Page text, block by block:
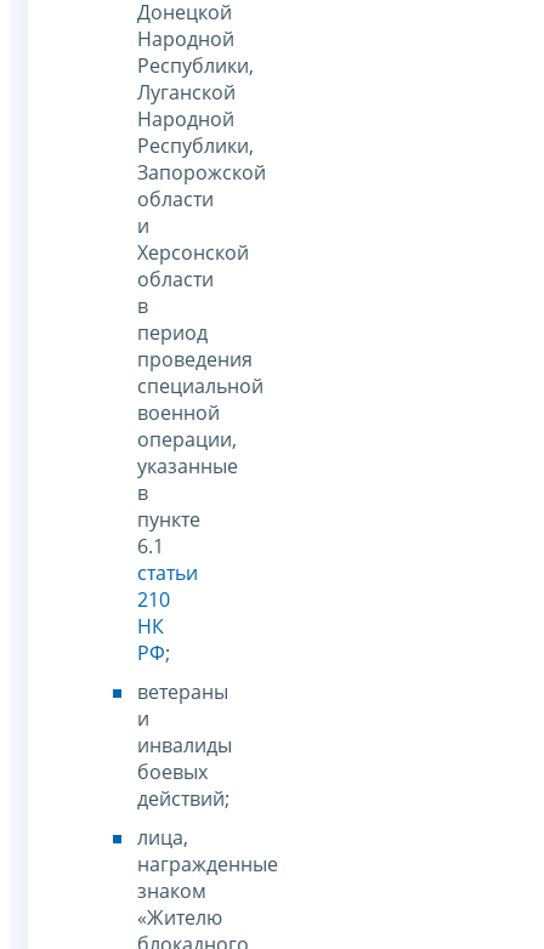
Донецкой
Народной
Республики,
Луганской
Народной
Республики,
Запорожской
области
и
Херсонской
области
в
период
проведения
специальной
военной
операции,
указанные
в
пункте
6.1
статьи
210
НК
РФ;
ветераны
и
инвалиды
боевых
действий;
лица,
награжденные
знаком
«Жителю